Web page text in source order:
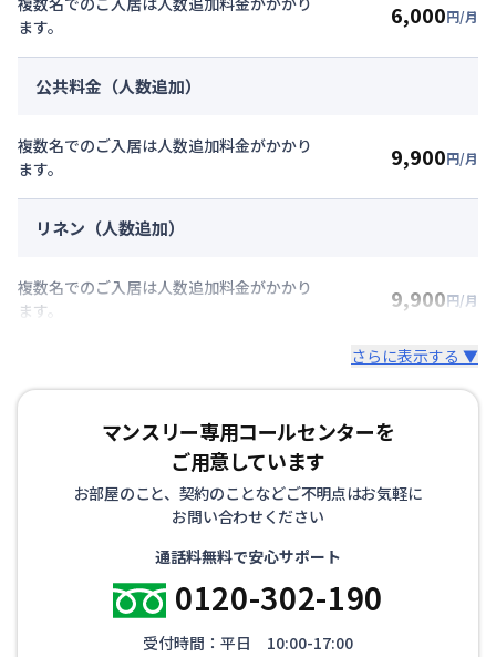
ます。
6,000円/月
公共料金（人数追加）
複数名でのご入居は人数追加料金がかかり
ます。
9,900円/月
リネン（人数追加）
複数名でのご入居は人数追加料金がかかり
ます。
9,900円/月
さらに表示する ▼
マンスリー専用コールセンターを
ご用意しています
お部屋のこと、契約のことなどご不明点はお気軽に
お問い合わせください
通話料無料で安心サポート
0120-302-190
受付時間：平日 10:00-17:00